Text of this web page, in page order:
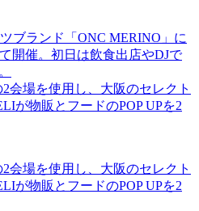
ブランド「ONC MERINO」に
開催。初日は飲食出店やDJで
2会場を使用し、大阪のセレクト
が物販とフードのPOP UPを2
2会場を使用し、大阪のセレクト
が物販とフードのPOP UPを2